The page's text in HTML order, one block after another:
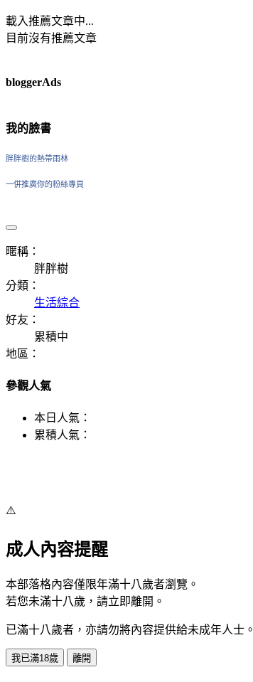
載入推薦文章中...
目前沒有推薦文章
bloggerAds
我的臉書
胖胖樹的熱帶雨林
一併推廣你的粉絲專頁
暱稱：
胖胖樹
分類：
生活綜合
好友：
累積中
地區：
參觀人氣
本日人氣：
累積人氣：
⚠️
成人內容提醒
本部落格內容僅限年滿十八歲者瀏覽。
若您未滿十八歲，請立即離開。
已滿十八歲者，亦請勿將內容提供給未成年人士。
我已滿18歲 離開